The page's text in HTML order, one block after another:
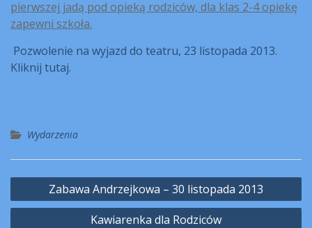
pierwszej jadą pod opieką rodziców, dla klas 2-4 opiekę
zapewni szkoła.
Pozwolenie na wyjazd do teatru, 23 listopada 2013.
Kliknij tutaj.
Wydarzenia
Nawigacja
wpisu
Zabawa Andrzejkowa – 30 listopada 2013
Kawiarenka dla Rodziców